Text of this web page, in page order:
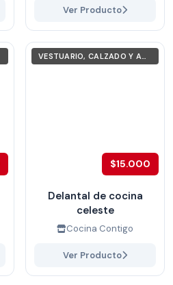
Ver Producto
VESTUARIO, CALZADO Y ACCESORIOS
$15.000
Delantal de cocina
celeste
Cocina Contigo
Ver Producto